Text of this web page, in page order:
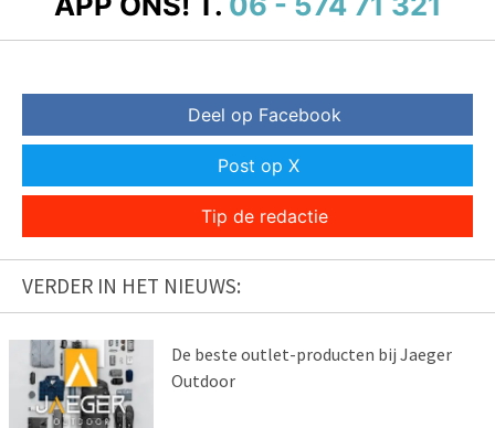
Deel op Facebook
Post op X
Tip de redactie
VERDER IN HET NIEUWS:
De beste outlet-producten bij Jaeger
Outdoor